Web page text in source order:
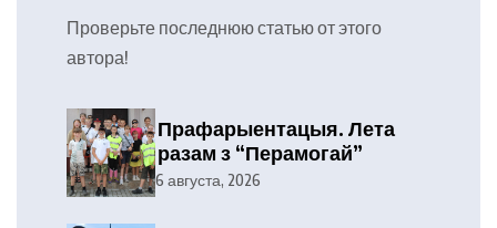
Проверьте последнюю статью от этого
автора!
Прафарыентацыя. Лета
разам з “Перамогай”
6 августа, 2026